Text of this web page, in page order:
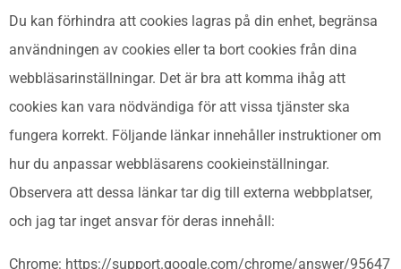
Du kan förhindra att cookies lagras på din enhet, begränsa
användningen av cookies eller ta bort cookies från dina
webbläsarinställningar. Det är bra att komma ihåg att
cookies kan vara nödvändiga för att vissa tjänster ska
fungera korrekt. Följande länkar innehåller instruktioner om
hur du anpassar webbläsarens cookieinställningar.
Observera att dessa länkar tar dig till externa webbplatser,
och jag tar inget ansvar för deras innehåll:
Chrome: https://support.google.com/chrome/answer/95647